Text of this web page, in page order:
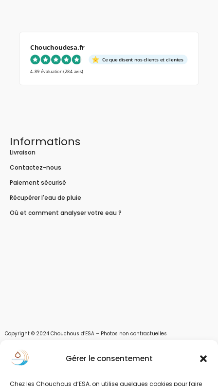
Gérer le consentement
Chez les Chouchous d’ESA, on utilise quelques cookies pour faire
Chouchoudesa.fr
Ce que disent nos clients et clientes
4.89 évaluation(284 avis)
Informations
Livraison
Contactez-nous
Paiement sécurisé
Récupérer l'eau de pluie
Où et comment analyser votre eau ?
Copyright © 2024 Chouchous d’ESA – Photos non contractuelles
Les chouchous d’Esa vous apportent toutes les solutions pour récupérer l’eau de
pluie, et des moyens pour stocker, filtrer, traiter et potabiliser l’eau d’un forage,
Soleil et Air nous proposons également des équipements pour décontaminer de